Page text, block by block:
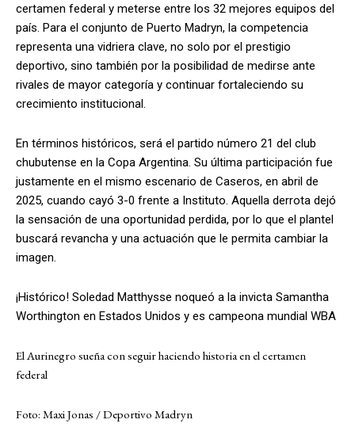
certamen federal y meterse entre los 32 mejores equipos del
país. Para el conjunto de Puerto Madryn, la competencia
representa una vidriera clave, no solo por el prestigio
deportivo, sino también por la posibilidad de medirse ante
rivales de mayor categoría y continuar fortaleciendo su
crecimiento institucional.
En términos históricos, será el partido número 21 del club
chubutense en la Copa Argentina. Su última participación fue
justamente en el mismo escenario de Caseros, en abril de
2025, cuando cayó 3-0 frente a Instituto. Aquella derrota dejó
la sensación de una oportunidad perdida, por lo que el plantel
buscará revancha y una actuación que le permita cambiar la
imagen.
¡Histórico! Soledad Matthysse noqueó a la invicta Samantha
Worthington en Estados Unidos y es campeona mundial WBA
El Aurinegro sueña con seguir haciendo historia en el certamen
federal
Foto: Maxi Jonas / Deportivo Madryn